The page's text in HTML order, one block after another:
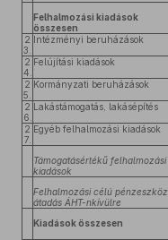
Felhalmozási kiadások
összesen
2
3.
Intézményi beruházások
2
4.
Felújítási kiadások
2
5.
Kormányzati beruházások
2
6.
Lakástámogatás, lakásépítés
2
7.
Egyéb felhalmozási kiadások
Támogatásértékű felhalmozási
kiadások
Felhalmozási célú pénzeszköz
átadás ÁHT-nkívülre
Kiadások összesen